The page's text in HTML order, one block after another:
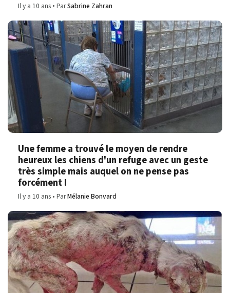
Il y a 10 ans ParSabrine Zahran
Une femme a trouvé le moyen de rendre
heureux les chiens d'un refuge avec un geste
très simple mais auquel on ne pense pas
forcément !
Il y a 10 ans ParMélanie Bonvard